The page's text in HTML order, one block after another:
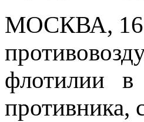
МОСКВА, 16
флотилии в